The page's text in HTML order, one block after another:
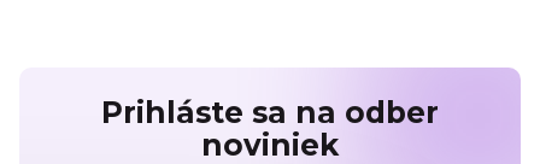
Prihláste sa na odber
noviniek